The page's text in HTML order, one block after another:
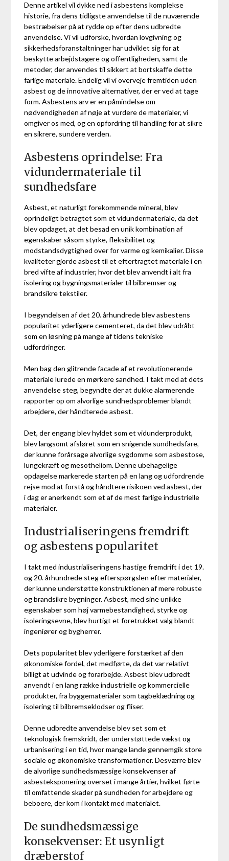
Denne artikel vil dykke ned i asbestens komplekse
historie, fra dens tidligste anvendelse til de nuværende
bestræbelser på at rydde op efter dens udbredte
anvendelse. Vi vil udforske, hvordan lovgivning og
sikkerhedsforanstaltninger har udviklet sig for at
beskytte arbejdstagere og offentligheden, samt de
metoder, der anvendes til sikkert at bortskaffe dette
farlige materiale. Endelig vil vi overveje fremtiden uden
asbest og de innovative alternativer, der er ved at tage
form. Asbestens arv er en påmindelse om
nødvendigheden af nøje at vurdere de materialer, vi
omgiver os med, og en opfordring til handling for at sikre
en sikrere, sundere verden.
Asbestens oprindelse: Fra
vidundermateriale til
sundhedsfare
Asbest, et naturligt forekommende mineral, blev
oprindeligt betragtet som et vidundermateriale, da det
blev opdaget, at det besad en unik kombination af
egenskaber såsom styrke, fleksibilitet og
modstandsdygtighed over for varme og kemikalier. Disse
kvaliteter gjorde asbest til et eftertragtet materiale i en
bred vifte af industrier, hvor det blev anvendt i alt fra
isolering og bygningsmaterialer til bilbremser og
brandsikre tekstiler.
I begyndelsen af det 20. århundrede blev asbestens
popularitet yderligere cementeret, da det blev udråbt
som en løsning på mange af tidens tekniske
udfordringer.
Men bag den glitrende facade af et revolutionerende
materiale lurede en mørkere sandhed. I takt med at dets
anvendelse steg, begyndte der at dukke alarmerende
rapporter op om alvorlige sundhedsproblemer blandt
arbejdere, der håndterede asbest.
Det, der engang blev hyldet som et vidunderprodukt,
blev langsomt afsløret som en snigende sundhedsfare,
der kunne forårsage alvorlige sygdomme som asbestose,
lungekræft og mesotheliom. Denne ubehagelige
opdagelse markerede starten på en lang og udfordrende
rejse mod at forstå og håndtere risikoen ved asbest, der
i dag er anerkendt som et af de mest farlige industrielle
materialer.
Industrialiseringens fremdrift
og asbestens popularitet
I takt med industrialiseringens hastige fremdrift i det 19.
og 20. århundrede steg efterspørgslen efter materialer,
der kunne understøtte konstruktionen af mere robuste
og brandsikre bygninger. Asbest, med sine unikke
egenskaber som høj varmebestandighed, styrke og
isoleringsevne, blev hurtigt et foretrukket valg blandt
ingeniører og bygherrer.
Dets popularitet blev yderligere forstærket af den
økonomiske fordel, det medførte, da det var relativt
billigt at udvinde og forarbejde. Asbest blev udbredt
anvendt i en lang række industrielle og kommercielle
produkter, fra byggematerialer som tagbeklædning og
isolering til bilbremseklodser og fliser.
Denne udbredte anvendelse blev set som et
teknologisk fremskridt, der understøttede vækst og
urbanisering i en tid, hvor mange lande gennemgik store
sociale og økonomiske transformationer. Desværre blev
de alvorlige sundhedsmæssige konsekvenser af
asbesteksponering overset i mange årtier, hvilket førte
til omfattende skader på sundheden for arbejdere og
beboere, der kom i kontakt med materialet.
De sundhedsmæssige
konsekvenser: Et usynligt
dræberstof